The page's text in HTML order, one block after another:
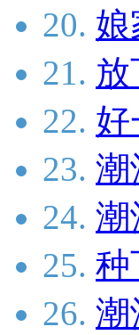
20. 娘
21. 放
22. 好
23. 潮
24. 潮
25. 种
26. 潮